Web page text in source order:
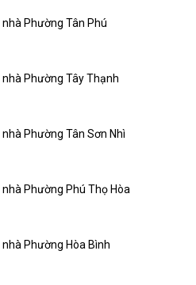
Phường Tân Phú
Phường Tây Thạnh
Phường Tân Sơn Nhì
Phường Phú Thọ Hòa
Phường Hòa Bình